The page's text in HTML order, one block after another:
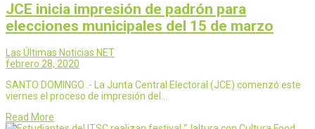
JCE inicia impresión de padrón para
elecciones municipales del 15 de marzo
Las Últimas Noticias NET
febrero 28, 2020
SANTO DOMINGO .- La Junta Central Electoral (JCE) comenzó este
viernes el proceso de impresión del…
Read More